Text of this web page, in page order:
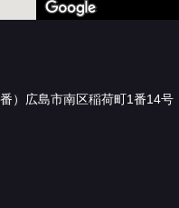
）広島市南区稲荷町1番14号